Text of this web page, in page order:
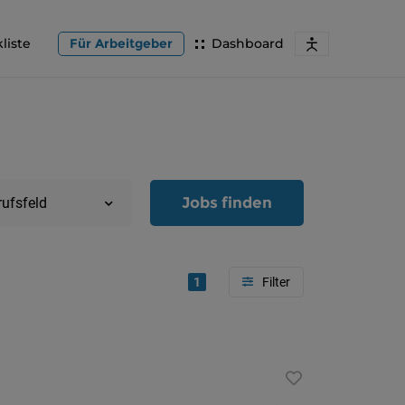
Dashboard
Für Arbeitgeber
Jobs finden
1